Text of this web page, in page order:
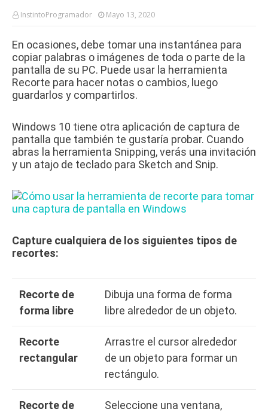
InstintoProgramador Mayo 13, 2020
En ocasiones, debe tomar una instantánea para
copiar palabras o imágenes de toda o parte de la
pantalla de su PC. Puede usar la herramienta
Recorte para hacer notas o cambios, luego
guardarlos y compartirlos.
Windows 10 tiene otra aplicación de captura de
pantalla que también te gustaría probar. Cuando
abras la herramienta Snipping, verás una invitación
y un atajo de teclado para Sketch and Snip.
Capture cualquiera de los siguientes tipos de
recortes:
Recorte de
forma libre
Dibuja una forma de forma
libre alrededor de un objeto.
Recorte
rectangular
Arrastre el cursor alrededor
de un objeto para formar un
rectángulo.
Recorte de
Seleccione una ventana,